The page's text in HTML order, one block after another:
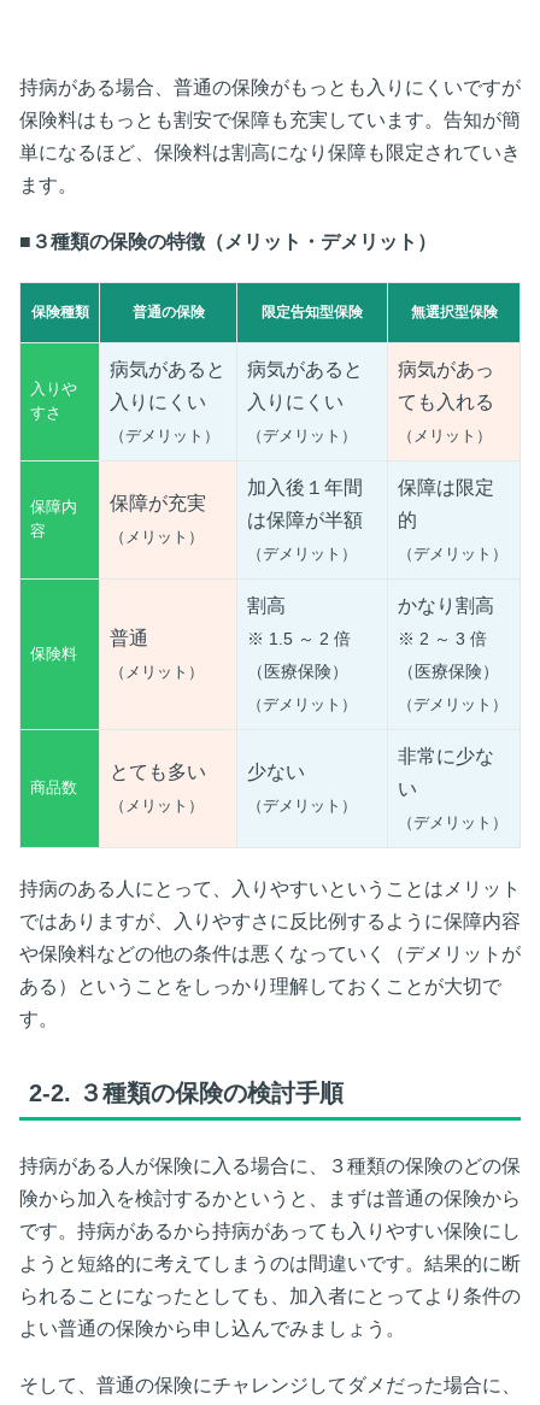
持病がある場合、普通の保険がもっとも入りにくいですが
保険料はもっとも割安で保障も充実しています。告知が簡
単になるほど、保険料は割高になり保障も限定されていき
ます。
■３種類の保険の特徴（メリット・デメリット）
保険種類 普通の保険 限定告知型保険 無選択型保険
入りや
すさ
病気があると
入りにくい
（デメリット）
病気があると
入りにくい
（デメリット）
病気があっ
ても入れる
（メリット）
保障内
容
保障が充実
（メリット）
加入後１年間
は保障が半額
（デメリット）
保障は限定
的
（デメリット）
保険料
普通
（メリット）
割高
※ 1.5 ～ 2 倍
（医療保険）
（デメリット）
かなり割高
※ 2 ～ 3 倍
（医療保険）
（デメリット）
商品数
とても多い
（メリット）
少ない
（デメリット）
非常に少な
い
（デメリット）
持病のある人にとって、入りやすいということはメリット
ではありますが、入りやすさに反比例するように保障内容
や保険料などの他の条件は悪くなっていく（デメリットが
ある）ということをしっかり理解しておくことが大切で
す。
2-2. ３種類の保険の検討手順
持病がある人が保険に入る場合に、３種類の保険のどの保
険から加入を検討するかというと、まずは普通の保険から
です。持病があるから持病があっても入りやすい保険にし
ようと短絡的に考えてしまうのは間違いです。結果的に断
られることになったとしても、加入者にとってより条件の
よい普通の保険から申し込んでみましょう。
そして、普通の保険にチャレンジしてダメだった場合に、